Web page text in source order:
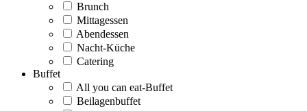
Brunch
Mittagessen
Abendessen
Nacht-Küche
Catering
Buffet
All you can eat-Buffet
Beilagenbuffet